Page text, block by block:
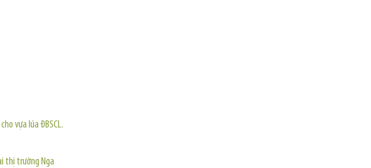
vựa lúa ĐBSCL.
thị trường Nga